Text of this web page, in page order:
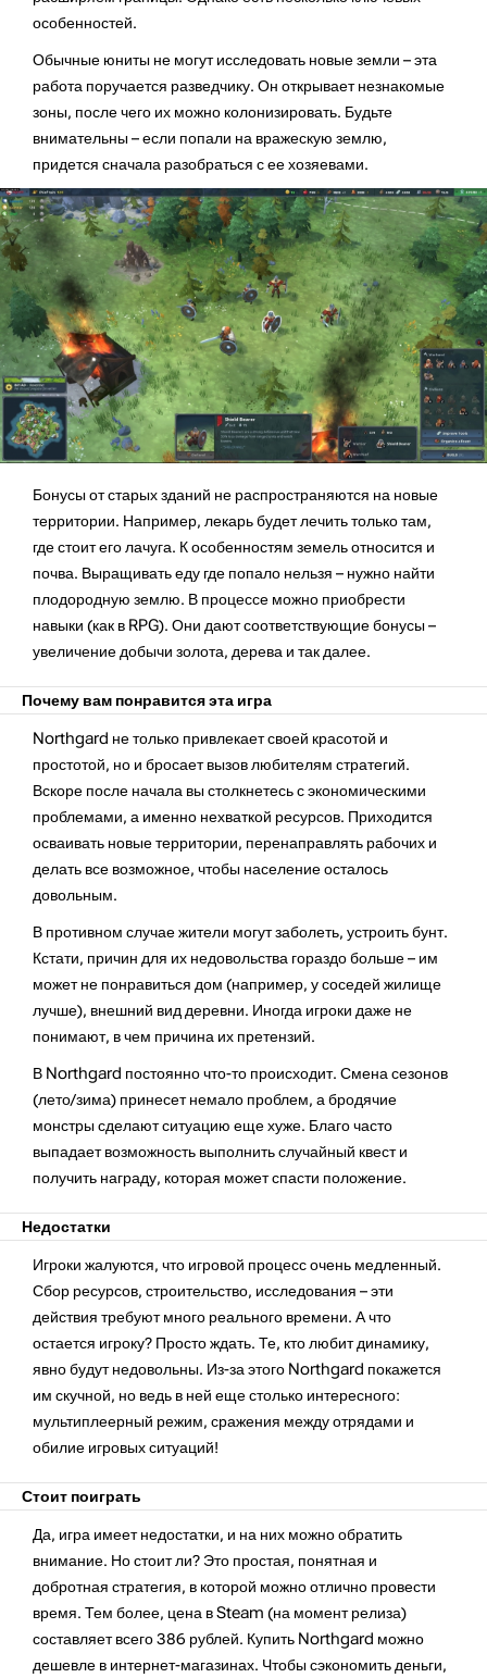
особенностей.
Обычные юниты не могут исследовать новые земли – эта
работа поручается разведчику. Он открывает незнакомые
зоны, после чего их можно колонизировать. Будьте
внимательны – если попали на вражескую землю,
придется сначала разобраться с ее хозяевами.
Бонусы от старых зданий не распространяются на новые
территории. Например, лекарь будет лечить только там,
где стоит его лачуга. К особенностям земель относится и
почва. Выращивать еду где попало нельзя – нужно найти
плодородную землю. В процессе можно приобрести
навыки (как в RPG). Они дают соответствующие бонусы –
увеличение добычи золота, дерева и так далее.
Почему вам понравится эта игра
Northgard не только привлекает своей красотой и
простотой, но и бросает вызов любителям стратегий.
Вскоре после начала вы столкнетесь с экономическими
проблемами, а именно нехваткой ресурсов. Приходится
осваивать новые территории, перенаправлять рабочих и
делать все возможное, чтобы население осталось
довольным.
В противном случае жители могут заболеть, устроить бунт.
Кстати, причин для их недовольства гораздо больше – им
может не понравиться дом (например, у соседей жилище
лучше), внешний вид деревни. Иногда игроки даже не
понимают, в чем причина их претензий.
В Northgard постоянно что-то происходит. Смена сезонов
(лето/зима) принесет немало проблем, а бродячие
монстры сделают ситуацию еще хуже. Благо часто
выпадает возможность выполнить случайный квест и
получить награду, которая может спасти положение.
Недостатки
Игроки жалуются, что игровой процесс очень медленный.
Сбор ресурсов, строительство, исследования – эти
действия требуют много реального времени. А что
остается игроку? Просто ждать. Те, кто любит динамику,
явно будут недовольны. Из-за этого Northgard покажется
им скучной, но ведь в ней еще столько интересного:
мультиплеерный режим, сражения между отрядами и
обилие игровых ситуаций!
Стоит поиграть
Да, игра имеет недостатки, и на них можно обратить
внимание. Но стоит ли? Это простая, понятная и
добротная стратегия, в которой можно отлично провести
время. Тем более, цена в Steam (на момент релиза)
составляет всего 386 рублей. Купить Northgard можно
дешевле в интернет-магазинах. Чтобы сэкономить деньги,